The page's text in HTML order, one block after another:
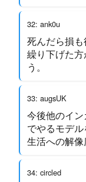
32: ank0u
死んだら損
繰り下げた
う。
33: augsUK
今後他のイ
でやるモデ
生活への解
34: circled